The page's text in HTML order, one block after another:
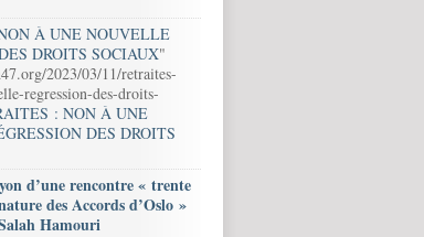
À UNE NOUVELLE
DROITS SOCIAUX"
2023/03/11/retraites-
regression-des-droits-
: NON À UNE
DES DROITS
d’une rencontre « trente
des Accords d’Oslo »
Hamouri